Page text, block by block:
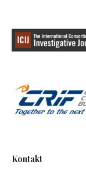
Kontakt